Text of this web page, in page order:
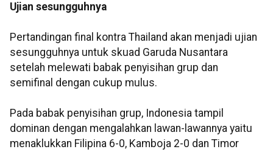
Ujian sesungguhnya
Pertandingan final kontra Thailand akan menjadi ujian
sesungguhnya untuk skuad Garuda Nusantara
setelah melewati babak penyisihan grup dan
semifinal dengan cukup mulus.
Pada babak penyisihan grup, Indonesia tampil
dominan dengan mengalahkan lawan-lawannya yaitu
menaklukkan Filipina 6-0, Kamboja 2-0 dan Timor